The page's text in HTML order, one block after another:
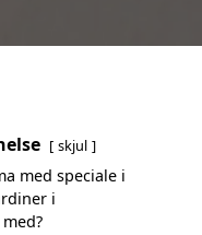
skjul
med speciale i
i